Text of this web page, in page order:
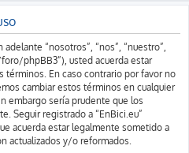
“nosotros”, “nos”, “nuestro”,
phpBB3”), usted acuerda estar
En caso contrario por favor no
cambiar estos términos en cualquier
embargo sería prudente que los
Seguir registrado a “EnBici.eu”
acuerda estar legalmente sometido a
actualizados y/o reformados.